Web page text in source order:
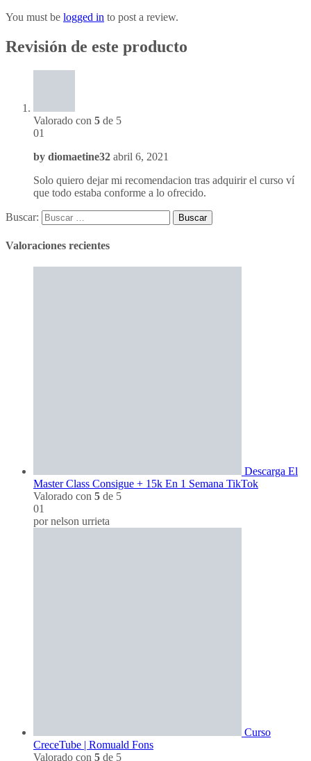
You must be logged in to post a review.
Revisión de este producto
Valorado con 5 de 5
01
by diomaetine32 abril 6, 2021
Solo quiero dejar mi recomendacion tras adquirir el curso ví
que todo estaba conforme a lo ofrecido.
Buscar:
Valoraciones recientes
Descarga El
Master Class Consigue + 15k En 1 Semana TikTok
Valorado con 5 de 5
01
por nelson urrieta
Curso
CreceTube | Romuald Fons
Valorado con 5 de 5